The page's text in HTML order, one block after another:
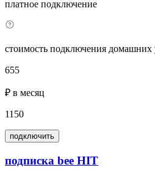
платное подключение
стоимость подключения домашних
655
₽ в месяц
1150
подключить
подписка bee HIT